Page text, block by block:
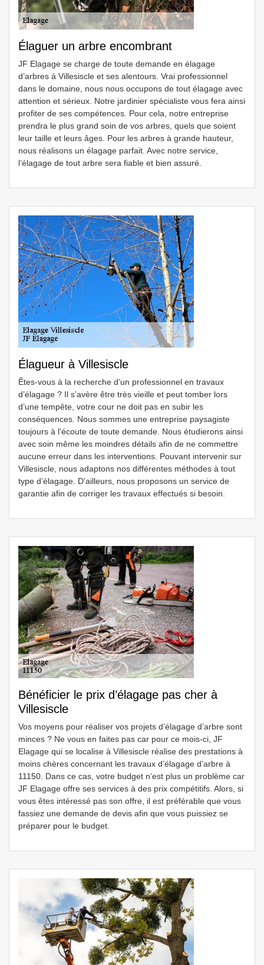
Élaguer un arbre encombrant
JF Elagage se charge de toute demande en élagage
d’arbres à Villesiscle et ses alentours. Vrai professionnel
dans le domaine, nous nous occupons de tout élagage avec
attention et sérieux. Notre jardinier spécialiste vous fera ainsi
profiter de ses compétences. Pour cela, notre entreprise
prendra le plus grand soin de vos arbres, quels que soient
leur taille et leurs âges. Pour les arbres à grande hauteur,
nous réalisons un élagage parfait. Avec notre service,
l’élagage de tout arbre sera fiable et bien assuré.
Élagueur à Villesiscle
Êtes-vous à la recherche d’un professionnel en travaux
d’élagage ? Il s’avère être très vieille et peut tomber lors
d’une tempête, votre cour ne doit pas en subir les
conséquences. Nous sommes une entreprise paysagiste
toujours à l’écoute de toute demande. Nous étudierons ainsi
avec soin même les moindres détails afin de ne commettre
aucune erreur dans les interventions. Pouvant intervenir sur
Villesiscle, nous adaptons nos différentes méthodes à tout
type d’élagage. D’ailleurs, nous proposons un service de
garantie afin de corriger les travaux effectués si besoin.
Bénéficier le prix d’élagage pas cher à
Villesiscle
Vos moyens pour réaliser vos projets d’élagage d’arbre sont
minces ? Ne vous en faites pas car pour ce mois-ci, JF
Elagage qui se localise à Villesiscle réalise des prestations à
moins chères concernant les travaux d’élagage d’arbre à
11150. Dans ce cas, votre budget n’est plus un problème car
JF Elagage offre ses services à des prix compétitifs. Alors, si
vous êtes intéressé pas son offre, il est préférable que vous
fassiez une demande de devis afin que vous puissiez se
préparer pour le budget.